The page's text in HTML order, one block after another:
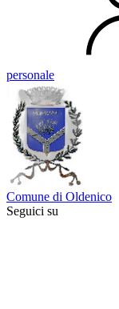
personale
Comune di Oldenico
Seguici su